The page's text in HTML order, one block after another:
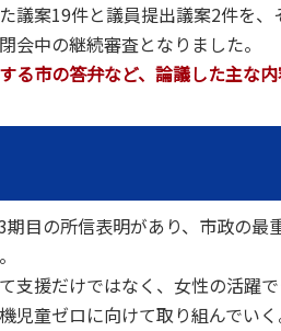
議案19件と議員提出議案2件を
会中の継続審査となりました。
る市の答弁など、論議した主な
目の所信表明があり、市政の最
支援だけではなく、女性の活躍
童ゼロに向けて取り組んでいく